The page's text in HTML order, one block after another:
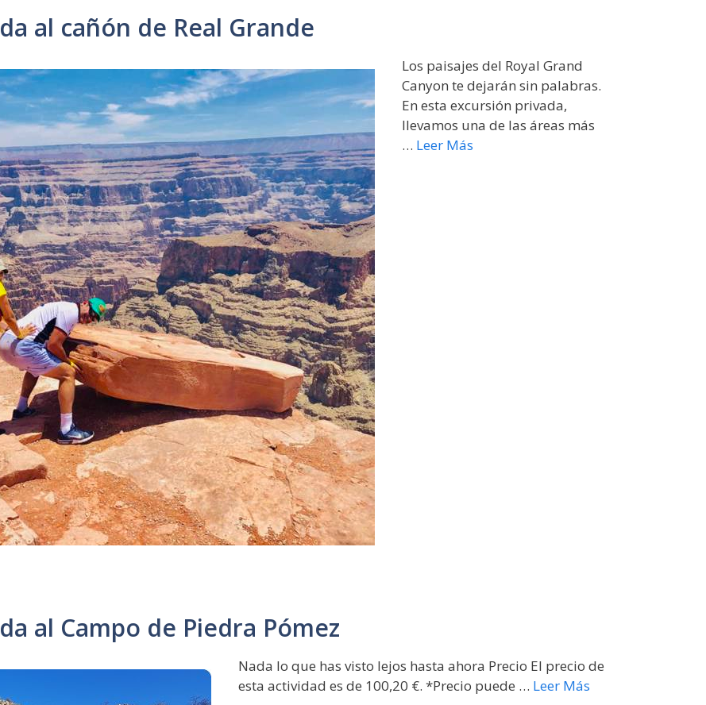
al cañón de Real Grande
Los paisajes del Royal Grand
Canyon te dejarán sin palabras.
En esta excursión privada,
llevamos una de las áreas más
… Leer Más
al Campo de Piedra Pómez
Nada lo que has visto lejos hasta ahora Precio El precio de
esta actividad es de 100,20 €. *Precio puede … Leer Más